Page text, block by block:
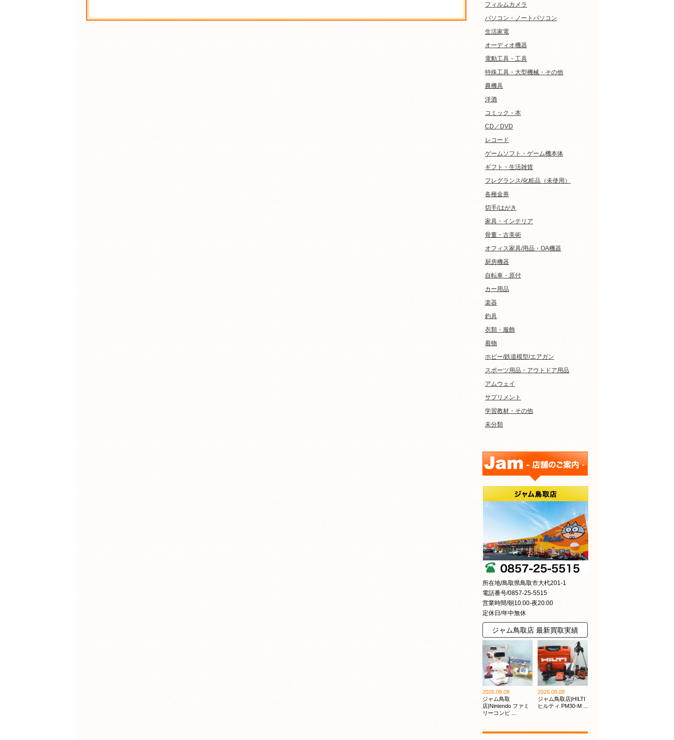
フィルムカメラ
パソコン・ノートパソコン
生活家電
オーディオ機器
電動工具・工具
特殊工具・大型機械・その他
農機具
洋酒
コミック・本
CD／DVD
レコード
ゲームソフト・ゲーム機本体
ギフト・生活雑貨
フレグランス/化粧品（未使用）
各種金券
切手/はがき
家具・インテリア
骨董・古美術
オフィス家具/用品・OA機器
厨房機器
自転車・原付
カー用品
楽器
釣具
衣類・服飾
着物
ホビー/鉄道模型/エアガン
スポーツ用品・アウトドア用品
アムウェイ
サプリメント
学習教材・その他
未分類
所在地/鳥取県鳥取市大杙201-1
電話番号/0857-25-5515
営業時間/朝10:00-夜20:00
定休日/年中無休
ジャム鳥取店 最新買取実績
2026.08.08
ジャム鳥取
店|Nintendo ファミ
リーコンピ ...
2026.08.08
ジャム鳥取店|HILTI
ヒルティ PM30-M ...